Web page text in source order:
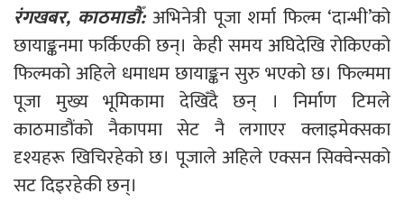
रंगखबर, काठमाडौँ:अभिनेत्री पूजा शर्मा फिल्म ‘दान्भी’को
छायाङ्कनमा फर्किएकी छन्। केही समय अघिदेखि रोकिएको
फिल्मको अहिले धमाधम छायाङ्कन सुरु भएको छ। फिल्ममा
पूजा मुख्य भूमिकामा देखिँदै छन् । निर्माण टिमले
काठमाडौंको नैकापमा सेट नै लगाएर क्लाइमेक्सका
दृश्यहरू खिचिरहेको छ। पूजाले अहिले एक्सन सिक्वेन्सको
सट दिइरहेकी छन्।